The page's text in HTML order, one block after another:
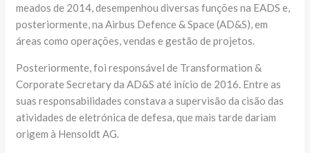
meados de 2014, desempenhou diversas funções na EADS e,
posteriormente, na Airbus Defence & Space (AD&S), em
áreas como operações, vendas e gestão de projetos.
Posteriormente, foi responsável de Transformation &
Corporate Secretary da AD&S até início de 2016. Entre as
suas responsabilidades constava a supervisão da cisão das
atividades de eletrónica de defesa, que mais tarde dariam
origem à Hensoldt AG.